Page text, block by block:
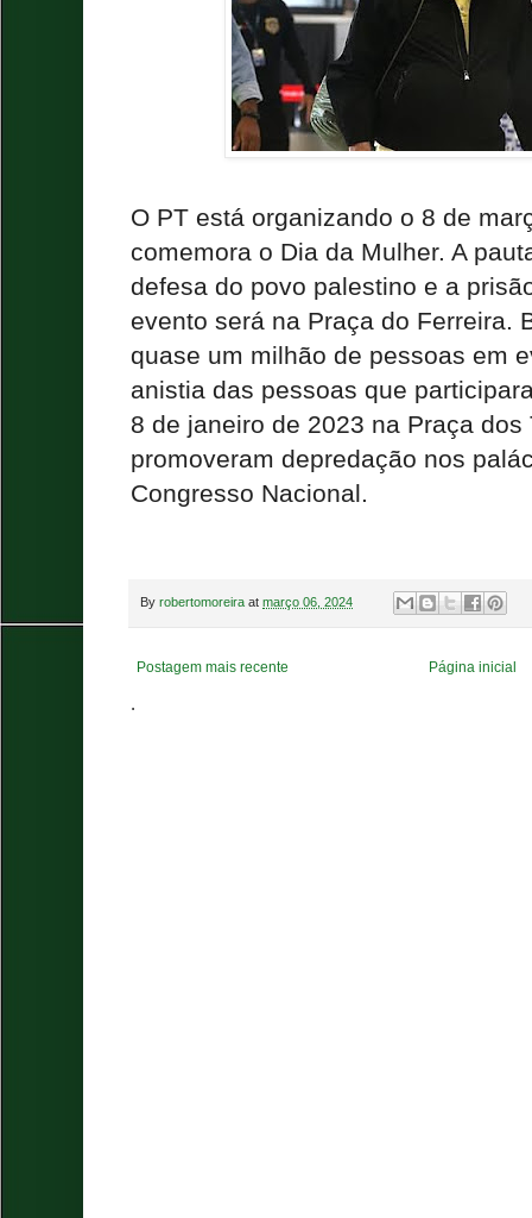
O PT está organizando o 8 de
comemora o Dia da Mulher. A
defesa do povo palestino e a
evento será na Praça do Ferreira.
quase um milhão de pessoas em
anistia das pessoas que
8 de janeiro de 2023 na Praça
promoveram depredação nos
Congresso Nacional.
By robertomoreira at março 06, 2024
Postagem mais recente Página inicial
.